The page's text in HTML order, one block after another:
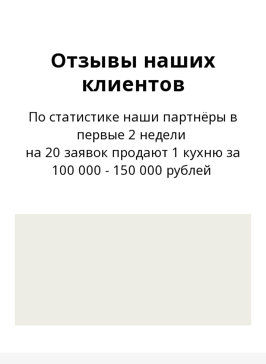
Отзывы наших
клиентов
По статистике наши партнёры в
первые 2 недели
на 20 заявок продают 1 кухню за
100 000 - 150 000 рублей